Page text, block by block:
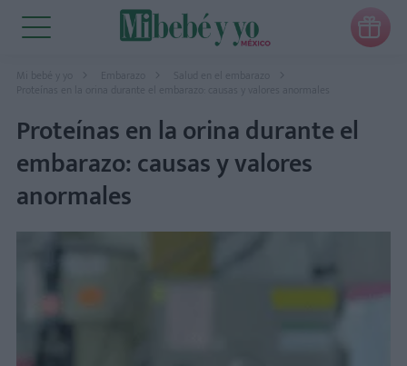

Mi bebé y yo Embarazo
Proteínas en la orina durante el embarazo: causas y valores anormales
Proteínas en la orina durante el
embarazo: causas y valores
anormales